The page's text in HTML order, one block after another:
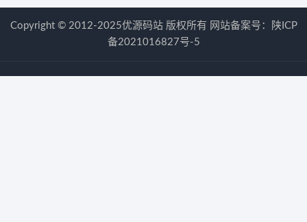
Copyright © 2012-2025优源码站 版权所有 网站备案号：
陕ICP
备2021016827号-5